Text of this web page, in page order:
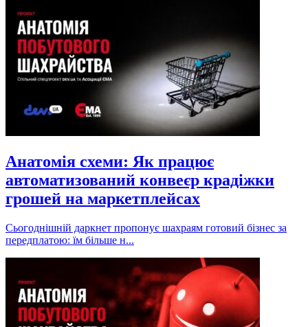
Анатомія схеми: Як працює
автоматизований конвеєр крадіжки
грошей на маркетплейсах
Сьогоднішній даркнет пропонує шахраям готовий бізнес за
передплатою: їм більше н...